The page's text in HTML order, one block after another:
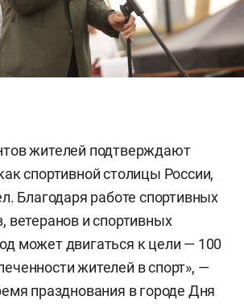
жителей подтверждают
спортивной столицы России,
Благодаря работе спортивных
ветеранов и спортивных
может двигаться к цели — 100
жителей в спорт», —
празднования в городе Дня